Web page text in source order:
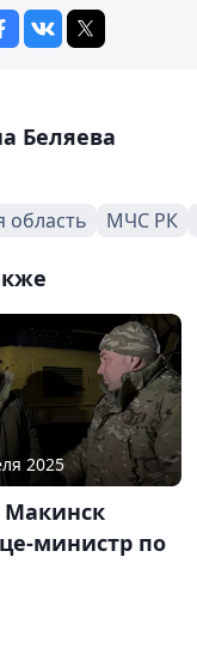
Беляева
область МЧС РК
2025
Макинск
министр по